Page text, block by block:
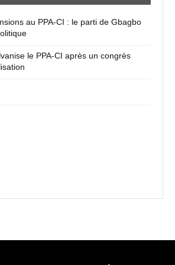
au PPA-CI : le parti de Gbagbo
le PPA-CI après un congrès